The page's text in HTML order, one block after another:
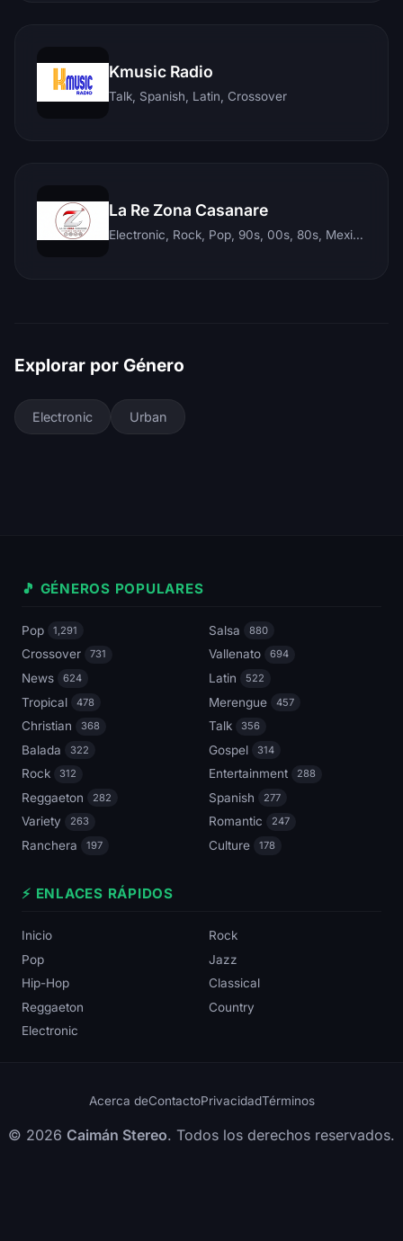
Kmusic Radio
Talk, Spanish, Latin, Crossover
La Re Zona Casanare
Electronic, Rock, Pop, 90s, 00s, 80s, Mexican, Ranchera, Reggaeton, Instrumental, Salsa, Merengue, Tropical, Romantic, Vallenato, Llanera
Explorar por Género
Electronic Urban
🎵 GÉNEROS POPULARES
Pop 1,291 Salsa 880
Crossover 731 Vallenato 694
News 624 Latin 522
Tropical 478 Merengue 457
Christian 368 Talk 356
Balada 322 Gospel 314
Rock 312 Entertainment 288
Reggaeton 282 Spanish 277
Variety 263 Romantic 247
Ranchera 197 Culture 178
⚡ ENLACES RÁPIDOS
Inicio
Rock
Pop
Jazz
Hip-Hop
Classical
Reggaeton
Country
Electronic
Acerca deContactoPrivacidadTérminos
© 2026 Caimán Stereo. Todos los derechos reservados.